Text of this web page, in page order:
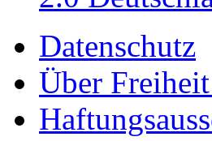
Datenschutz
Über